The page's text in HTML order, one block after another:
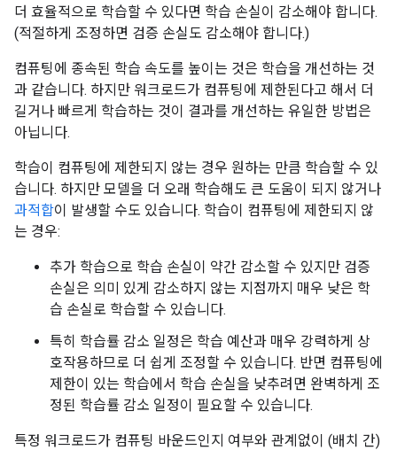
더 효율적으로 학습할 수 있다면 학습 손실이 감소해야 합니다.
(적절하게 조정하면 검증 손실도 감소해야 합니다.)
컴퓨팅에 종속된 학습 속도를 높이는 것은 학습을 개선하는 것
과 같습니다. 하지만 워크로드가 컴퓨팅에 제한된다고 해서 더
길거나 빠르게 학습하는 것이 결과를 개선하는 유일한 방법은
아닙니다.
학습이 컴퓨팅에 제한되지 않는 경우 원하는 만큼 학습할 수 있
습니다. 하지만 모델을 더 오래 학습해도 큰 도움이 되지 않거나
과적합이 발생할 수도 있습니다. 학습이 컴퓨팅에 제한되지 않
는 경우:
추가 학습으로 학습 손실이 약간 감소할 수 있지만 검증
손실은 의미 있게 감소하지 않는 지점까지 매우 낮은 학
습 손실로 학습할 수 있습니다.
특히 학습률 감소 일정은 학습 예산과 매우 강력하게 상
호작용하므로 더 쉽게 조정할 수 있습니다. 반면 컴퓨팅에
제한이 있는 학습에서 학습 손실을 낮추려면 완벽하게 조
정된 학습률 감소 일정이 필요할 수 있습니다.
특정 워크로드가 컴퓨팅 바운드인지 여부와 관계없이 (배치 간)